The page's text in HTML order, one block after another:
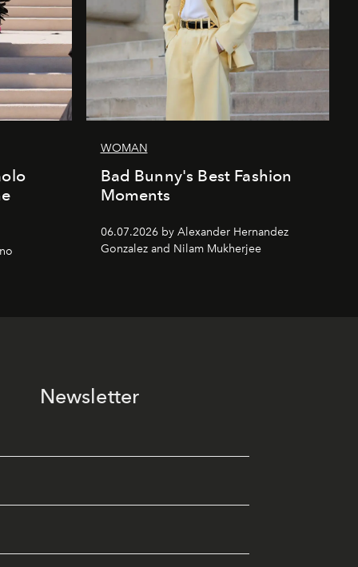
WOMAN
Bad Bunny's Best Fashion
Moments
06.07.2026 by Alexander Hernandez
Gonzalez and Nilam Mukherjee
Newsletter